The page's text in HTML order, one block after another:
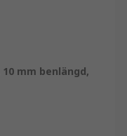
10 mm benlängd,